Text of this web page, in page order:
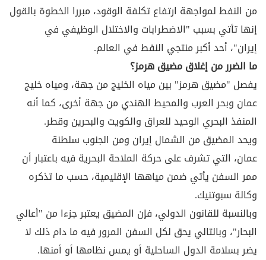
من النفط لمواجهة ارتفاع تكلفة الوقود، مبررا الخطوة بالقول
إنها تأتي بسبب "الاضطرابات والاختلال الوظيفي في
إيران"، أحد أكبر منتجي النفط في العالم.
ما الضرر من إغلاق مضيق هرمز؟
يفصل "مضيق هرمز" بين مياه الخليج من جهة، ومياه خليج
عمان وبحر العرب والمحيط الهندي من جهة أخرى، كما أنه
المنفذ البحري الوحيد للعراق والكويت والبحرين وقطر.
ويحد المضيق من الشمال إيران ومن الجنوب سلطنة
عمان، التي تشرف على حركة الملاحة البحرية فيه باعتبار أن
ممر السفن يأتي ضمن مياهها الإقليمية، حسب ما تذكره
وكالة سبوتنيك.
وبالنسبة للقانون الدولي، فإن المضيق يعتبر جزءا من "أعالي
البحار"، وبالتالي يحق لكل السفن المرور فيه ما دام ذلك لا
يضر بسلامة الدول الساحلية أو يمس نظامها أو أمنها.